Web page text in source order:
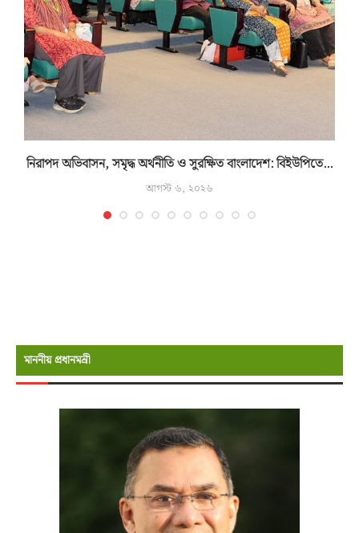
নিরাপদ অভিবাসন, সমৃদ্ধ অর্থনীতি ও সুরক্ষিত বাংলাদেশ: বিইউপিতে...
আগস্ট ৬, ২০২৬
মাননীয় প্রধানমন্রী